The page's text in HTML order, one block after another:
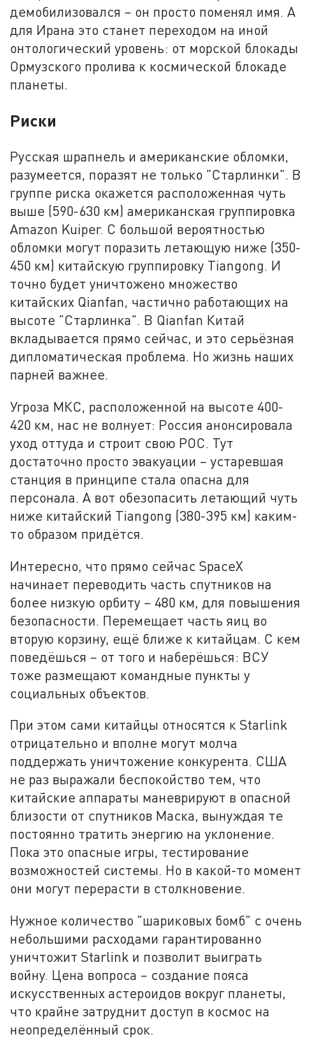
демобилизовался – он просто поменял имя. А
для Ирана это станет переходом на иной
онтологический уровень: от морской блокады
Ормузского пролива к космической блокаде
планеты.
Риски
Русская шрапнель и американские обломки,
разумеется, поразят не только "Старлинки". В
группе риска окажется расположенная чуть
выше (590-630 км) американская группировка
Amazon Kuiper. С большой вероятностью
обломки могут поразить летающую ниже (350-
450 км) китайскую группировку Tiangong. И
точно будет уничтожено множество
китайских Qianfan, частично работающих на
высоте "Старлинка". В Qianfan Китай
вкладывается прямо сейчас, и это серьёзная
дипломатическая проблема. Но жизнь наших
парней важнее.
Угроза МКС, расположенной на высоте 400-
420 км, нас не волнует: Россия анонсировала
уход оттуда и строит свою РОС. Тут
достаточно просто эвакуации – устаревшая
станция в принципе стала опасна для
персонала. А вот обезопасить летающий чуть
ниже китайский Tiangong (380-395 км) каким-
то образом придётся.
Интересно, что прямо сейчас SpaceX
начинает переводить часть спутников на
более низкую орбиту – 480 км, для повышения
безопасности. Перемещает часть яиц во
вторую корзину, ещё ближе к китайцам. С кем
поведёшься – от того и наберёшься: ВСУ
тоже размещают командные пункты у
социальных объектов.
При этом сами китайцы относятся к Starlink
отрицательно и вполне могут молча
поддержать уничтожение конкурента. США
не раз выражали беспокойство тем, что
китайские аппараты маневрируют в опасной
близости от спутников Маска, вынуждая те
постоянно тратить энергию на уклонение.
Пока это опасные игры, тестирование
возможностей системы. Но в какой-то момент
они могут перерасти в столкновение.
Нужное количество "шариковых бомб" с очень
небольшими расходами гарантированно
уничтожит Starlink и позволит выиграть
войну. Цена вопроса – создание пояса
искусственных астероидов вокруг планеты,
что крайне затруднит доступ в космос на
неопределённый срок.